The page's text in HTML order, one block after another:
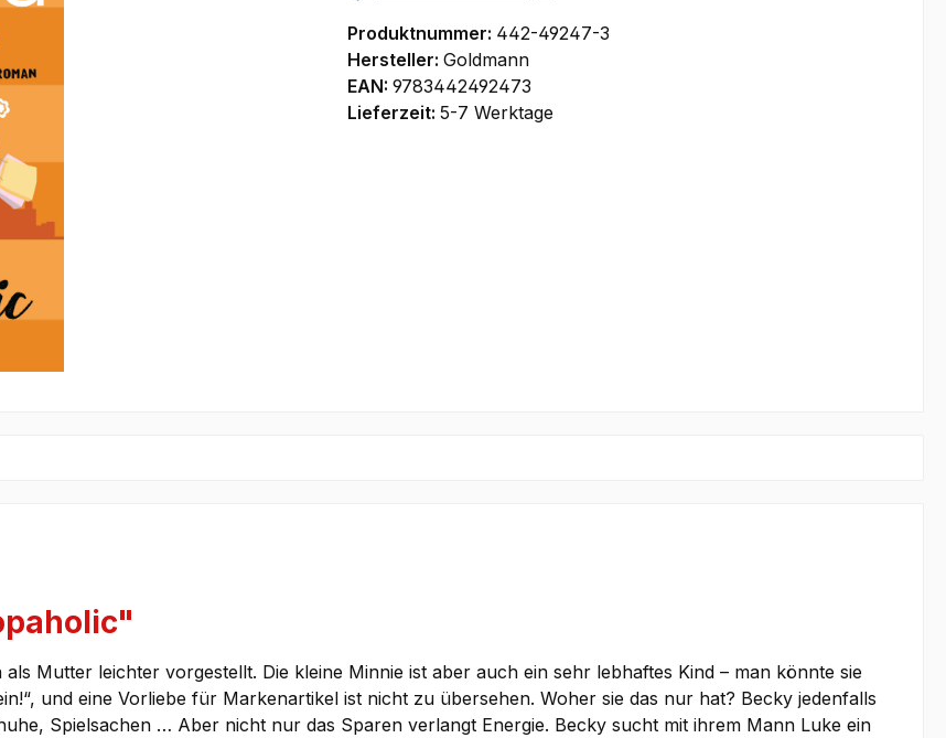
Produktnummer: 442-49247-3
Hersteller: Goldmann
EAN: 9783442492473
Lieferzeit: 5-7 Werktage
Mutter leichter vorgestellt. Die kleine Minnie ist aber auch ein sehr lebhaftes Kind – man könnte sie
und eine Vorliebe für Markenartikel ist nicht zu übersehen. Woher sie das nur hat? Becky jedenfalls
Spielsachen … Aber nicht nur das Sparen verlangt Energie. Becky sucht mit ihrem Mann Luke ein